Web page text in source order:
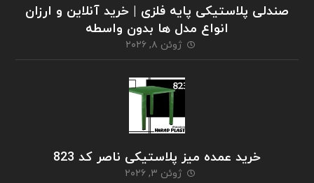
صندلی پلاستیکی پایه فلزی | خرید آنلاین و ارزان
انواع مدل ها بدون واسطه
ژوئن ۸, ۲۰۲۶
خرید عمده میز پلاستیکی ناصر کد 823
ژوئن ۳, ۲۰۲۶